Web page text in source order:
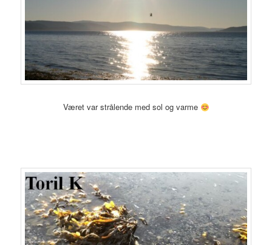
Været var strålende med sol og varme